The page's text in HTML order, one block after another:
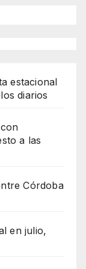
estacional
diarios
a las
Córdoba
en julio,